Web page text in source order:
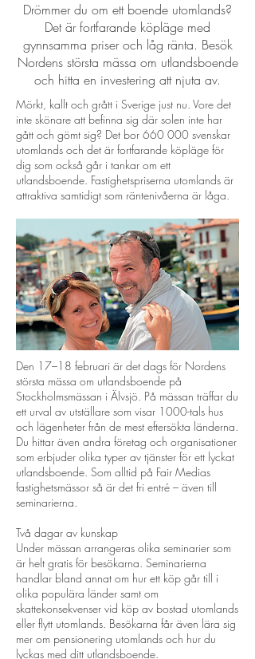
Drömmer du om ett boende utomlands?
Det är fortfarande köpläge med
gynnsamma priser och låg ränta. Besök
Nordens största mässa om utlandsboende
och hitta en investering att njuta av.
Mörkt, kallt och grått i Sverige just nu. Vore det
inte skönare att befinna sig där solen inte har
gått och gömt sig? Det bor 660 000 svenskar
utomlands och det är fortfarande köpläge för
dig som också går i tankar om ett
utlandsboende. Fastighetspriserna utomlands är
attraktiva samtidigt som räntenivåerna är låga.
Den 17–18 februari är det dags för Nordens
största mässa om utlandsboende på
Stockholmsmässan i Älvsjö. På mässan träffar du
ett urval av utställare som visar 1000-tals hus
och lägenheter från de mest eftersökta länderna.
Du hittar även andra företag och organisationer
som erbjuder olika typer av tjänster för ett lyckat
utlandsboende. Som alltid på Fair Medias
fastighetsmässor så är det fri entré – även till
seminarierna.
Två dagar av kunskap
Under mässan arrangeras olika seminarier som
är helt gratis för besökarna. Seminarierna
handlar bland annat om hur ett köp går till i
olika populära länder samt om
skattekonsekvenser vid köp av bostad utomlands
eller flytt utomlands. Besökarna får även lära sig
mer om pensionering utomlands och hur du
lyckas med ditt utlandsboende.